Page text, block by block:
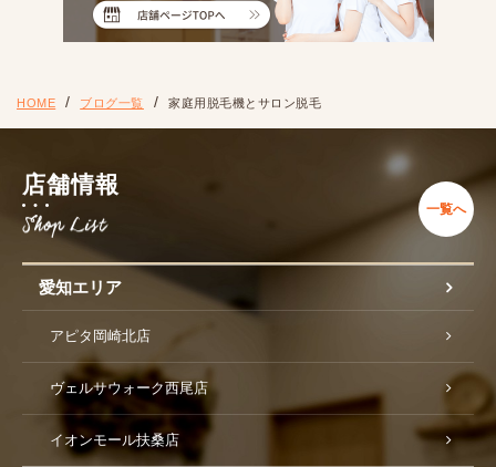
HOME ブログ一覧 家庭用脱毛機とサロン脱毛
店舗情報
一覧へ
愛知エリア
アピタ岡崎北店
ヴェルサウォーク西尾店
イオンモール扶桑店